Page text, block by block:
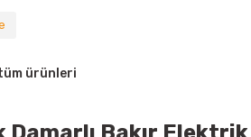
ürünleri